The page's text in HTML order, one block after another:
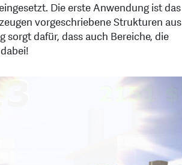
Die erste Anwendung ist das
vorgeschriebene Strukturen aus
sorgt dafür, dass auch Bereiche, die